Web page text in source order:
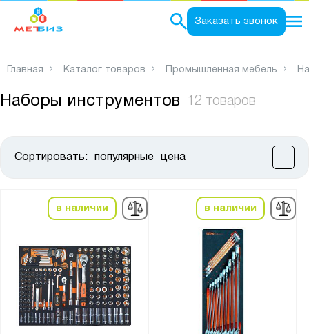
Заказать звонок
Главная Каталог товаров Промышленная мебель
Наборы инструментов 12 товаров
Сортировать: популярные цена
в наличии в наличии
от до
Глубина, мм:
от до